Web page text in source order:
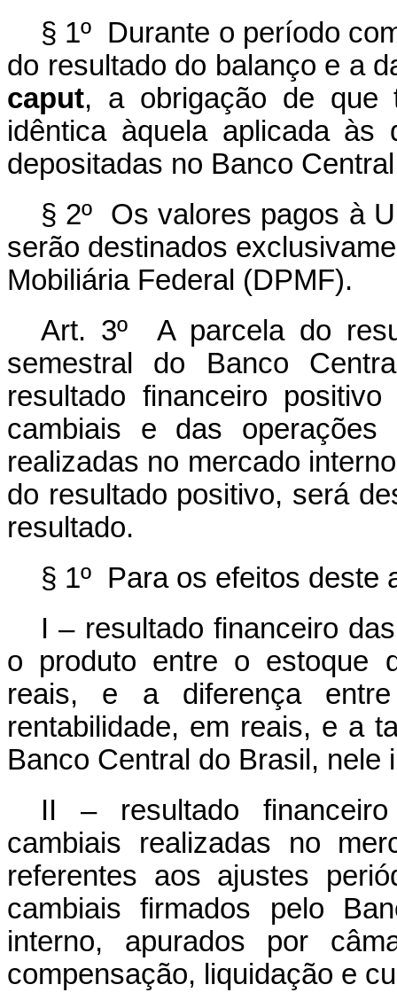
§ 1º Durante o período
do resultado do balanço e a
caput, a obrigação de que
idêntica àquela aplicada às
depositadas no Banco
§ 2º Os valores pagos à
serão destinados
Mobiliária Federal (DPMF).
Art. 3º A parcela do
semestral do Banco
resultado financeiro
cambiais e das
realizadas no mercado
do resultado positivo, será
resultado.
§ 1º Para os efeitos deste
I – resultado financeiro
o produto entre o estoque
reais, e a diferença
rentabilidade, em reais, e a
Banco Central do Brasil,
II – resultado
cambiais realizadas no
referentes aos ajustes
cambiais firmados pelo
interno, apurados por
compensação, liquidação e